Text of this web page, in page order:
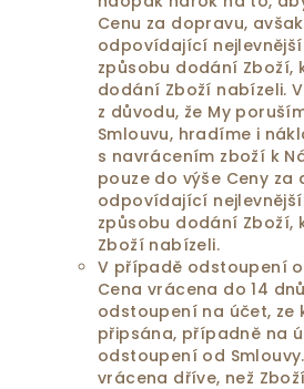
Cenu za dopravu,
odpovídající
způsobu dodání Zboží,
dodání Zboží nabízeli.
z důvodu, že My
Smlouvu, hradíme i
s navrácením zboží k
pouze do výše Ceny za
odpovídající
způsobu dodání Zboží,
Zboží nabízeli.
V případě odstoupení
Cena vrácena do 14
odstoupení na účet, ze
připsána, případně na
odstoupení od
vrácena dříve, než